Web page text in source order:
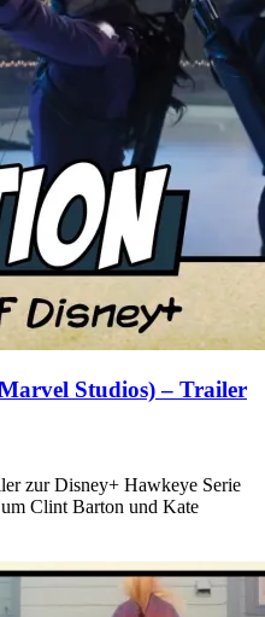
Studios) – Trailer
zur Disney+ Hawkeye Serie
Clint Barton und Kate